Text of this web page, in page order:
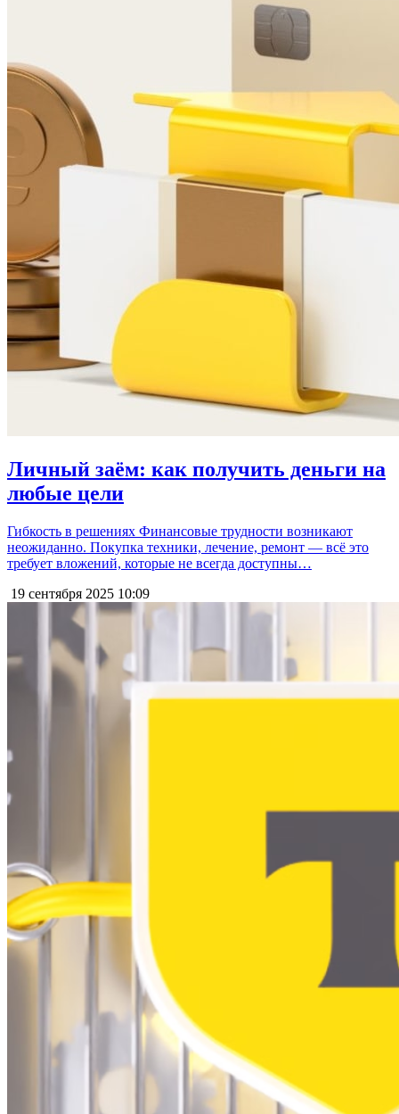
Личный заём: как получить деньги на
любые цели
Гибкость в решениях Финансовые трудности возникают
неожиданно. Покупка техники, лечение, ремонт — всё это
требует вложений, которые не всегда доступны…
19 сентября 2025 10:09